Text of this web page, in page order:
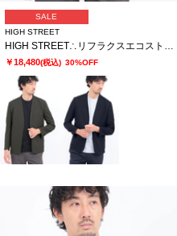
SALE
HIGH STREET
HIGH STREET∴リフラクスエコストレッチノーカラージャケット
￥18,480(税込) 30%OFF